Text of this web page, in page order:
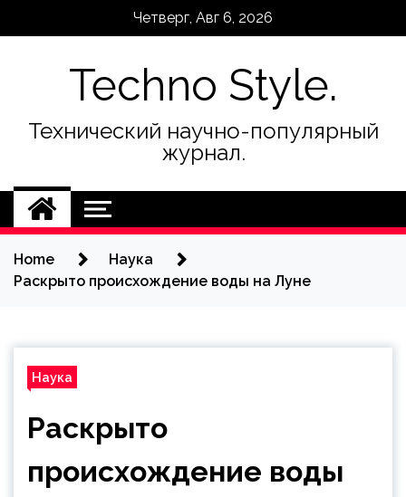
Четверг, Авг 6, 2026
Techno Style.
Технический научно-популярный
журнал.
Home
Наука
Раскрыто происхождение воды на Луне
Наука
Раскрыто
происхождение воды